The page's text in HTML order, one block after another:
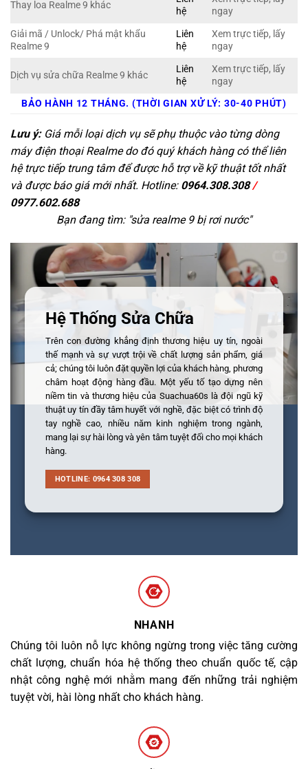
Thay loa Realme 9 khác
hệ
ngay
Giải mã / Unlock/ Phá mật khẩu
Realme 9
Liên
hệ
Xem trực tiếp, lấy
ngay
Dịch vụ sửa chữa Realme 9 khác
Liên
hệ
Xem trực tiếp, lấy
ngay
BẢO HÀNH 12 THÁNG. (THỜI GIAN XỬ LÝ: 30-40 PHÚT)
Lưu ý:Giá mỗi loại dịch vụ sẽ phụ thuộc vào từng dòng
máy điện thoại Realme do đó quý khách hàng có thể liên
hệ trực tiếp trung tâm để được hỗ trợ về kỹ thuật tốt nhất
và được báo giá mới nhất. Hotline: 0964.308.308/
0977.602.688
Bạn đang tìm: "sửa realme 9 bị rơi nước"
Hệ Thống Sửa Chữa
Trên con đường khẳng định thương hiệu uy tín, ngoài
thế mạnh và sự vượt trội về chất lượng sản phẩm, giá
cả; chúng tôi luôn đặt quyền lợi của khách hàng, phương
châm hoạt động hàng đầu. Một yếu tố tạo dựng nên
niềm tin và thương hiệu của Suachua60s là đội ngũ kỹ
thuật uy tín đầy tâm huyết với nghề, đặc biệt có trình độ
tay nghề cao, nhiều năm kinh nghiệm trong ngành,
mang lại sự hài lòng và yên tâm tuyệt đối cho mọi khách
hàng.
HOTLINE: 0964 308 308
NHANH
Chúng tôi luôn nỗ lực không ngừng trong việc tăng cường
chất lượng, chuẩn hóa hệ thống theo chuẩn quốc tế, cập
nhật công nghệ mới nhằm mang đến những trải nghiệm
tuyệt vời, hài lòng nhất cho khách hàng.